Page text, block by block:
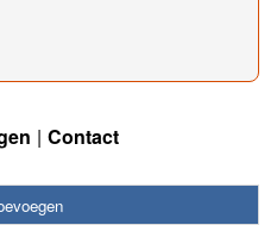
Contact